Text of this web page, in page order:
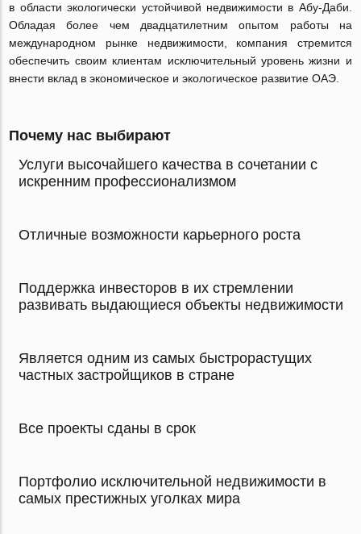
в области экологически устойчивой недвижимости в Абу-Даби.
Обладая более чем двадцатилетним опытом работы на
международном рынке недвижимости, компания стремится
обеспечить своим клиентам исключительный уровень жизни и
внести вклад в экономическое и экологическое развитие ОАЭ.
Почему нас выбирают
Услуги высочайшего качества в сочетании с
искренним профессионализмом
Отличные возможности карьерного роста
Поддержка инвесторов в их стремлении
развивать выдающиеся объекты недвижимости
Является одним из самых быстрорастущих
частных застройщиков в стране
Все проекты сданы в срок
Портфолио исключительной недвижимости в
самых престижных уголках мира